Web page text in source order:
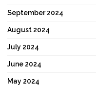
September 2024
August 2024
July 2024
June 2024
May 2024